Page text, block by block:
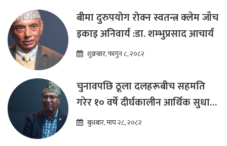
बीमा दुरुपयोग रोक्न स्वतन्त्र क्लेम जाँच
इकाइ अनिवार्य :डा. शम्भुप्रसाद आचार्य
शुक्रबार, फागुन ८, २०८२
चुनावपछि ठूला दलहरूबीच सहमति
गरेर १० वर्षे दीर्घकालीन आर्थिक सुधार
कार्यक्रम ल्याउनुपर्छ : हेमराज ढकाल
बुधबार, माघ २८, २०८२